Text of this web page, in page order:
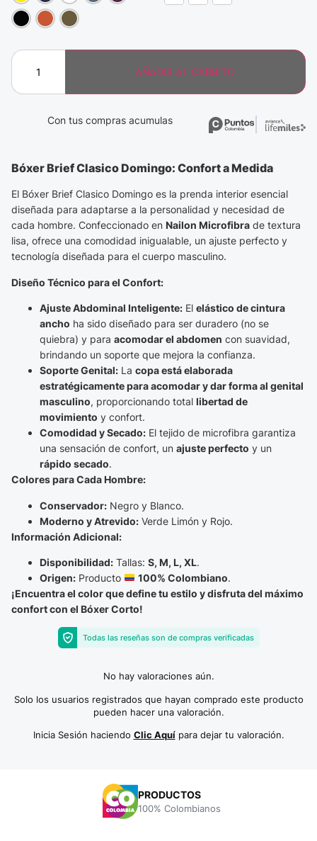
AÑADIR AL CARRITO
Con tus compras acumulas
Bóxer Brief Clasico Domingo: Confort a Medida
El Bóxer Brief Clasico Domingo es la prenda interior esencial
diseñada para adaptarse a la personalidad y necesidad de
cada hombre. Confeccionado en Nailon Microfibra de textura
lisa, ofrece una comodidad inigualable, un ajuste perfecto y
tecnología diseñada para el cuerpo masculino.
Diseño Técnico para el Confort:
Ajuste Abdominal Inteligente: El elástico de cintura
ancho ha sido diseñado para ser duradero (no se
quiebra) y para acomodar el abdomen con suavidad,
brindando un soporte que mejora la confianza.
Soporte Genital: La copa está elaborada
estratégicamente para acomodar y dar forma al genital
masculino, proporcionando total libertad de
movimiento y confort.
Comodidad y Secado: El tejido de microfibra garantiza
una sensación de confort, un ajuste perfecto y un
rápido secado.
Colores para Cada Hombre:
Conservador: Negro y Blanco.
Moderno y Atrevido: Verde Limón y Rojo.
Información Adicional:
Disponibilidad: Tallas: S, M, L, XL.
Origen: Producto 100% Colombiano.
¡Encuentra el color que define tu estilo y disfruta del máximo
confort con el Bóxer Corto!
Todas las reseñas son de compras verificadas
No hay valoraciones aún.
Solo los usuarios registrados que hayan comprado este producto
pueden hacer una valoración.
Inicia Sesión haciendo Clic Aquípara dejar tu valoración.
PRODUCTOS
100% Colombianos